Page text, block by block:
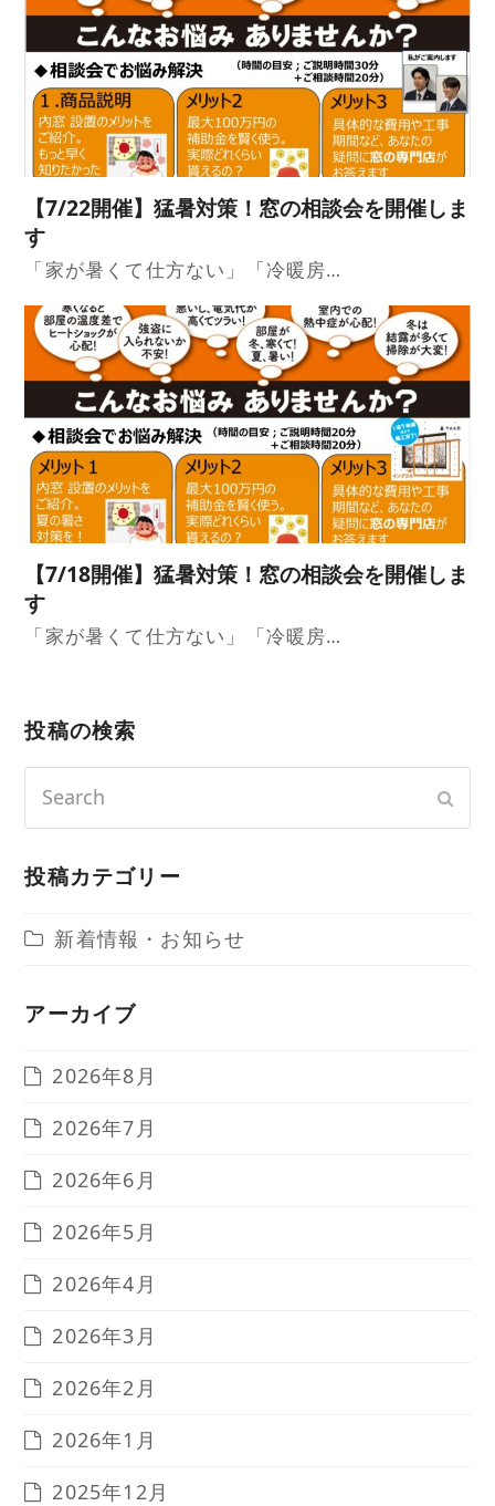
【7/22開催】猛暑対策！窓の相談会を開催しま
す
「家が暑くて仕方ない」「冷暖房…
【7/18開催】猛暑対策！窓の相談会を開催しま
す
「家が暑くて仕方ない」「冷暖房…
投稿の検索
投稿カテゴリー
新着情報・お知らせ
アーカイブ
2026年8月
2026年7月
2026年6月
2026年5月
2026年4月
2026年3月
2026年2月
2026年1月
2025年12月